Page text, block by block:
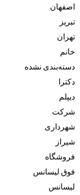
اصفهان
تبریز
تهران
خانم
دسته‌بندی نشده
دکترا
دیپلم
شرکت
شهرداری
شیراز
فروشگاه
فوق لیسانس
لیسانس